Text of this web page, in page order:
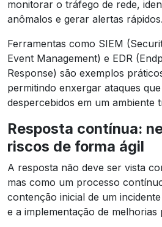
monitorar o tráfego de rede,
anômalos e gerar alertas rápidos.
Ferramentas como SIEM
Event Management) e EDR
Response) são exemplos
permitindo enxergar ataques
despercebidos em um ambiente
Resposta contínua:
riscos de forma ágil
A resposta não deve ser vista
mas como um processo
contenção inicial de um
e a implementação de